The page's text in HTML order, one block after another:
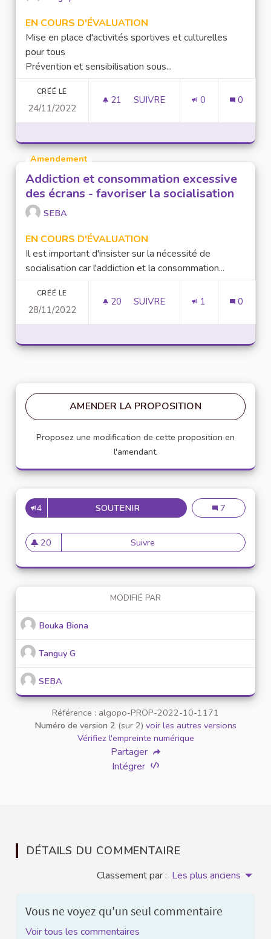
EN COURS D'ÉVALUATION
Mise en place d'activités sportives et culturelles
pour tous
Prévention et sensibilisation sous...
CRÉÉ LE
24/11/2022
21 21 ABONNÉS
SUIVRE 0 0
Amendement
Addiction et consommation excessive
des écrans - favoriser la socialisation
SEBA
EN COURS D'ÉVALUATION
Il est important d'insister sur la nécessité de
socialisation car l'addiction et la consommation...
CRÉÉ LE
28/11/2022
20 20 ABONNÉS
SUIVRE 1 0
AMENDER LA PROPOSITION
Proposez une modification de cette proposition en
l'amendant.
4 SOUTENIRADDICTION ET Addiction et
7
20
20 abonnés
Suivre Addiction et consommation
MODIFIÉ PAR
Bouka Biona
Tanguy G
SEBA
Référence : algopo-PROP-2022-10-1171
Numéro de version 2 (sur 2) voir les autres versions
Vérifiez l'empreinte numérique
Partager
Intégrer
DÉTAILS DU COMMENTAIRE
Classement par : Les plus anciens
Vous ne voyez qu'un seul commentaire
Voir tous les commentaires